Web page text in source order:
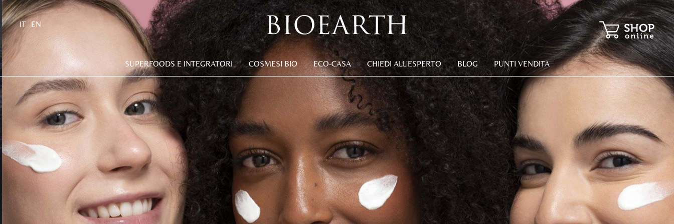
IT EN
SUPERFOODS E INTEGRATORI COSMESI BIO ECO-CASA CHIEDI ALL'ESPERTO BLOG PUNTI VENDITA